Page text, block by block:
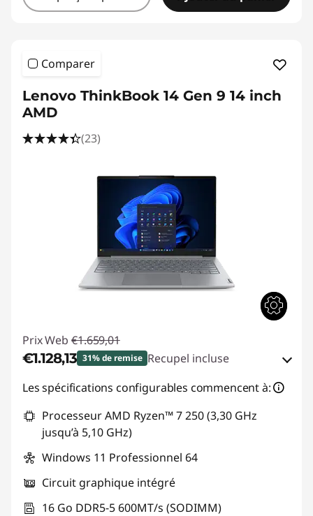
Comparer
Lenovo ThinkBook 14 Gen 9 14 inch
AMD
(23)
Prix Web €1.659,01
€1.128,13 31% de remise Recupel incluse
Bons de réduction en ligne :-€530,88
Code de réduction :THINKDEAL
Les spécifications configurables commencent à:
Processeur AMD Ryzen™ 7 250 (3,30 GHz
jusqu’à 5,10 GHz)
Windows 11 Professionnel 64
Circuit graphique intégré
16 Go DDR5-5 600MT/s (SODIMM)